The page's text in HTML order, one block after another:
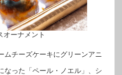
オーナメント
ムチーズケーキにグリーンアニ
なった「ペール・ノエル」、シ